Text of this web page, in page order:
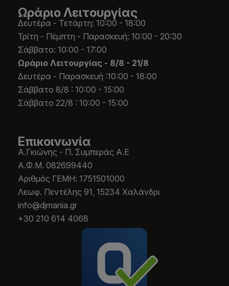
Ωράριο Λειτουργίας
Δευτέρα - Τετάρτη: 10:00 - 18:00
Τρίτη - Πέμπτη - Παρασκευή: 10:00 - 20:30
Σάββατο: 10:00 - 17:00
Ωράριο Λειτουργίας - 8/8 - 21/8
Δευτέρα - Παρασκευή :10:00 - 18:00
Σάββατο 8/8 : 10:00 - 15:00
Σάββατο 22/8 : 10:00 - 15:00
Επικοινωνία
Α.Γκιώνης - Π. Συμπεράς Α.Ε
Α.Φ.Μ. 082699440
Aριθμός ΓΕΜΗ: 1751501000
Λεωφ. Πεντέλης 91, 15234 Χαλάνδρι
info@djmania.gr
+30 210 614 4068